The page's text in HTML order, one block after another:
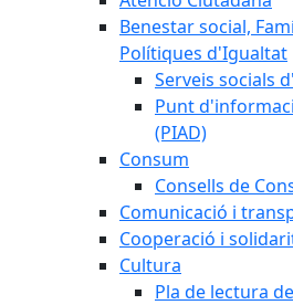
Benestar social,
Polítiques d'Igualtat
Serveis socials
Punt
(PIAD)
Consum
Consells de
Comunicació i
Cooperació i
Cultura
Pla de lectura